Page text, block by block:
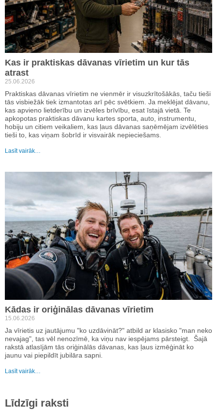
Kas ir praktiskas dāvanas vīrietim un kur tās
atrast
25.06.2026
Praktiskas dāvanas vīrietim ne vienmēr ir visuzkrītošākās, taču tieši
tās visbiežāk tiek izmantotas arī pēc svētkiem. Ja meklējat dāvanu,
kas apvieno lietderību un izvēles brīvību, esat īstajā vietā. Te
apkopotas praktiskas dāvanu kartes sporta, auto, instrumentu,
hobiju un citiem veikaliem, kas ļaus dāvanas saņēmējam izvēlēties
tieši to, kas viņam šobrīd ir visvairāk nepieciešams.
Lasīt vairāk…
Kādas ir oriģinālas dāvanas vīrietim
15.06.2026
Ja vīrietis uz jautājumu "ko uzdāvināt?" atbild ar klasisko "man neko
nevajag", tas vēl nenozīmē, ka viņu nav iespējams pārsteigt. Šajā
rakstā atlasījām tās oriģinālās dāvanas, kas ļaus izmēģināt ko
jaunu vai piepildīt jubilāra sapni.
Lasīt vairāk…
Līdzīgi raksti